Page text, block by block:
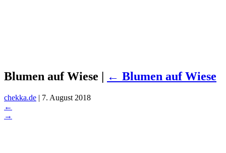
Blumen auf Wiese | ← Blumen auf Wiese
chekka.de | 7. August 2018
←
→